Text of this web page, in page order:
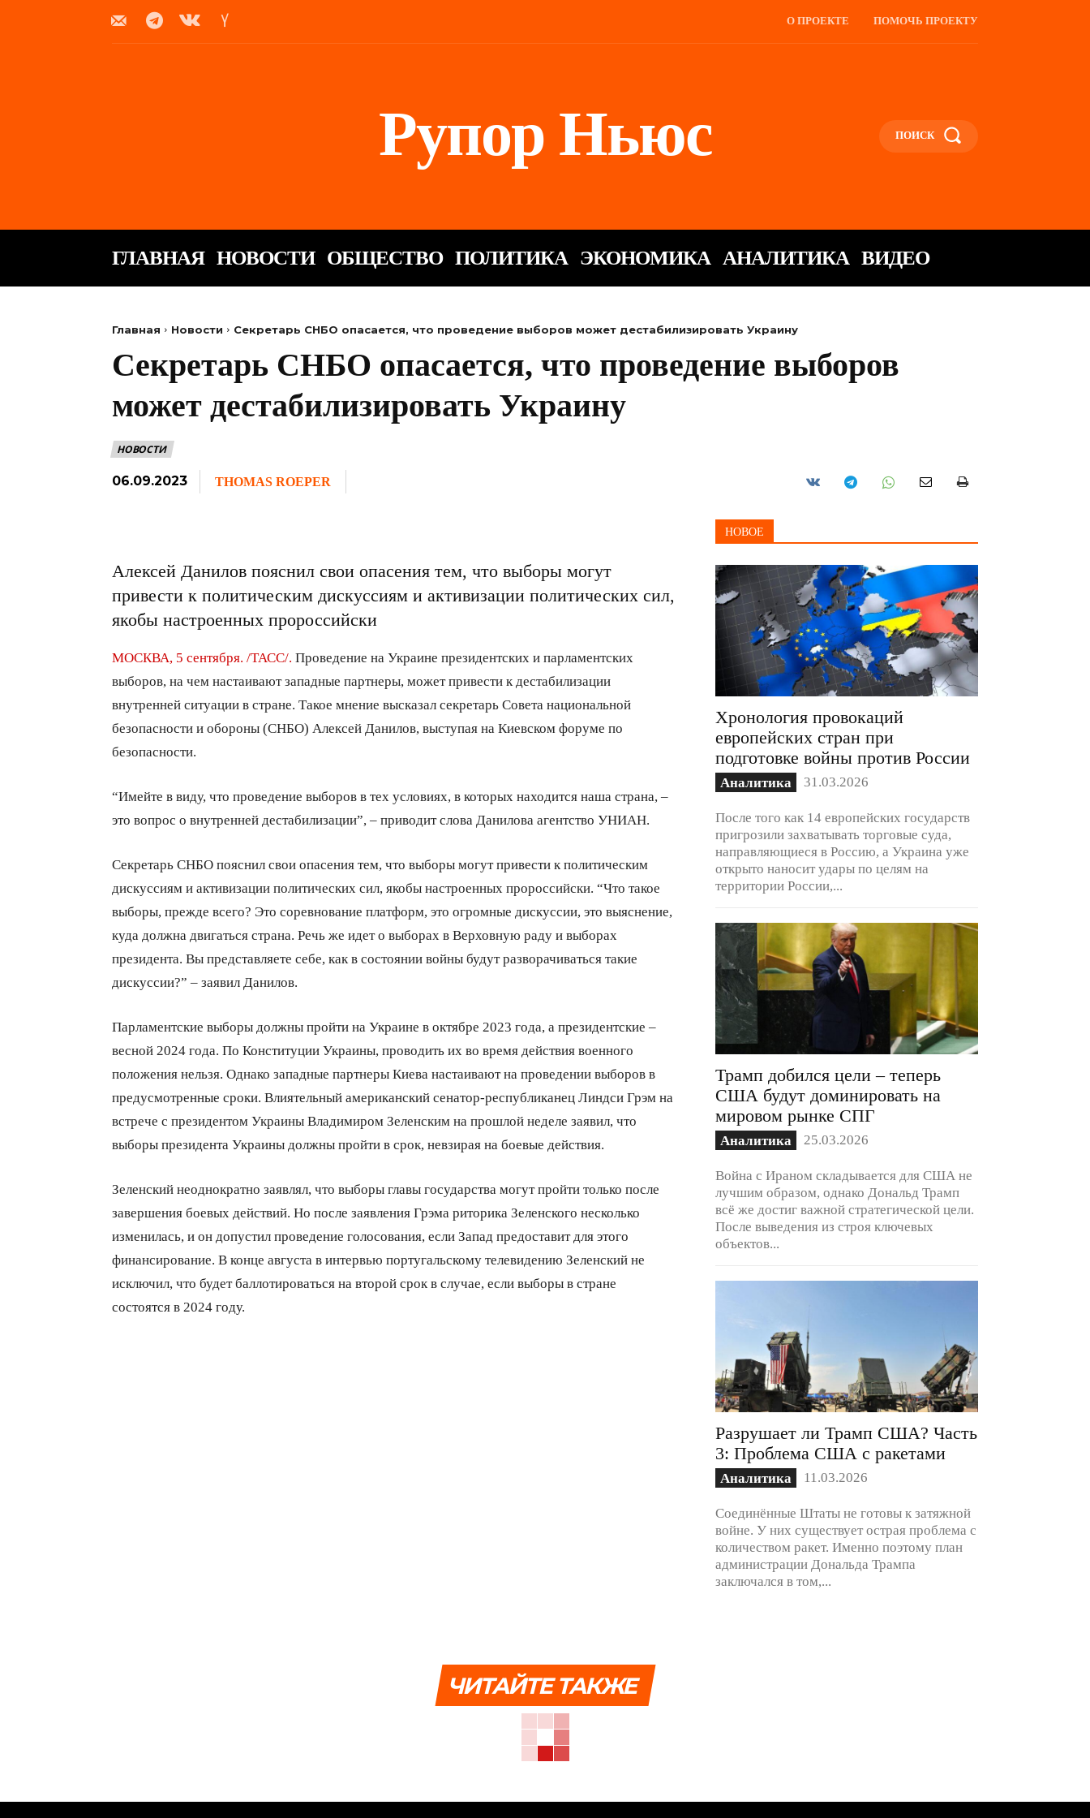
О ПРОЕКТЕ ПОМОЧЬ ПРОЕКТУ
Рупор Ньюс ПОИСК
ГЛАВНАЯ НОВОСТИ ОБЩЕСТВО ПОЛИТИКА ЭКОНОМИКА АНАЛИТИКА ВИДЕО
Главная Новости Секретарь СНБО опасается, что проведение выборов может дестабилизировать Украину
Секретарь СНБО опасается, что проведение выборов
может дестабилизировать Украину
НОВОСТИ
06.09.2023 THOMAS ROEPER
Алексей Данилов пояснил свои опасения тем, что выборы могут
привести к политическим дискуссиям и активизации политических сил,
якобы настроенных пророссийски
МОСКВА, 5 сентября. /ТАСС/. Проведение на Украине президентских и парламентских
выборов, на чем настаивают западные партнеры, может привести к дестабилизации
внутренней ситуации в стране. Такое мнение высказал секретарь Совета национальной
безопасности и обороны (СНБО) Алексей Данилов, выступая на Киевском форуме по
безопасности.
“Имейте в виду, что проведение выборов в тех условиях, в которых находится наша страна, –
это вопрос о внутренней дестабилизации”, – приводит слова Данилова агентство УНИАН.
Секретарь СНБО пояснил свои опасения тем, что выборы могут привести к политическим
дискуссиям и активизации политических сил, якобы настроенных пророссийски. “Что такое
выборы, прежде всего? Это соревнование платформ, это огромные дискуссии, это выяснение,
куда должна двигаться страна. Речь же идет о выборах в Верховную раду и выборах
президента. Вы представляете себе, как в состоянии войны будут разворачиваться такие
дискуссии?” – заявил Данилов.
Парламентские выборы должны пройти на Украине в октябре 2023 года, а президентские –
весной 2024 года. По Конституции Украины, проводить их во время действия военного
положения нельзя. Однако западные партнеры Киева настаивают на проведении выборов в
предусмотренные сроки. Влиятельный американский сенатор-республиканец Линдси Грэм на
встрече с президентом Украины Владимиром Зеленским на прошлой неделе заявил, что
выборы президента Украины должны пройти в срок, невзирая на боевые действия.
Зеленский неоднократно заявлял, что выборы главы государства могут пройти только после
завершения боевых действий. Но после заявления Грэма риторика Зеленского несколько
изменилась, и он допустил проведение голосования, если Запад предоставит для этого
финансирование. В конце августа в интервью португальскому телевидению Зеленский не
исключил, что будет баллотироваться на второй срок в случае, если выборы в стране
состоятся в 2024 году.
НОВОЕ
Хронология провокаций
европейских стран при
подготовке войны против России
Аналитика 31.03.2026
После того как 14 европейских государств
пригрозили захватывать торговые суда,
направляющиеся в Россию, а Украина уже
открыто наносит удары по целям на
территории России,...
Трамп добился цели – теперь
США будут доминировать на
мировом рынке СПГ
Аналитика 25.03.2026
Война с Ираном складывается для США не
лучшим образом, однако Дональд Трамп
всё же достиг важной стратегической цели.
После выведения из строя ключевых
объектов...
Разрушает ли Трамп США? Часть
3: Проблема США с ракетами
Аналитика 11.03.2026
Соединённые Штаты не готовы к затяжной
войне. У них существует острая проблема с
количеством ракет. Именно поэтому план
администрации Дональда Трампа
заключался в том,...
ЧИТАЙТЕ ТАКЖЕ